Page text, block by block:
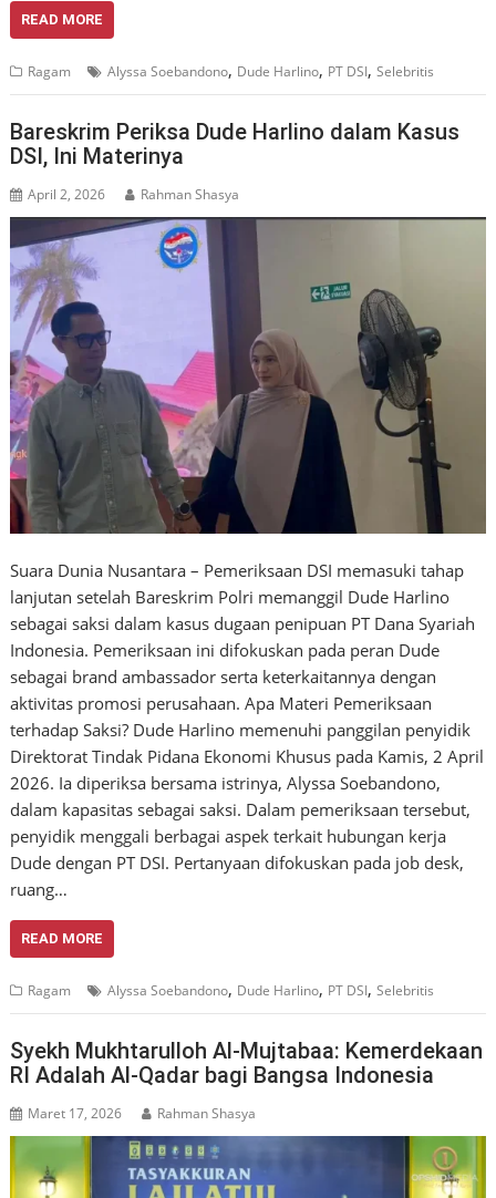
READ MORE
Ragam Alyssa Soebandono, Dude Harlino, PT DSI,Selebritis
Bareskrim Periksa Dude Harlino dalam Kasus
DSI, Ini Materinya
April 2, 2026 Rahman Shasya
Suara Dunia Nusantara – Pemeriksaan DSI memasuki tahap
lanjutan setelah Bareskrim Polri memanggil Dude Harlino
sebagai saksi dalam kasus dugaan penipuan PT Dana Syariah
Indonesia. Pemeriksaan ini difokuskan pada peran Dude
sebagai brand ambassador serta keterkaitannya dengan
aktivitas promosi perusahaan. Apa Materi Pemeriksaan
terhadap Saksi? Dude Harlino memenuhi panggilan penyidik
Direktorat Tindak Pidana Ekonomi Khusus pada Kamis, 2 April
2026. Ia diperiksa bersama istrinya, Alyssa Soebandono,
dalam kapasitas sebagai saksi. Dalam pemeriksaan tersebut,
penyidik menggali berbagai aspek terkait hubungan kerja
Dude dengan PT DSI. Pertanyaan difokuskan pada job desk,
ruang…
READ MORE
Ragam Alyssa Soebandono, Dude Harlino, PT DSI,Selebritis
Syekh Mukhtarulloh Al-Mujtabaa: Kemerdekaan
RI Adalah Al-Qadar bagi Bangsa Indonesia
Maret 17, 2026 Rahman Shasya